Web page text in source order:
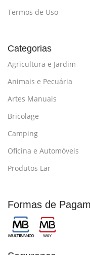
Termos de Uso
Categorias
Agricultura e Jardim
Animais e Pecuária
Artes Manuais
Bricolage
Camping
Oficina e Automóveis
Produtos Lar
Formas de